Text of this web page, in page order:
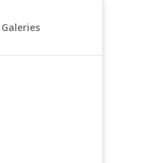
Galeries